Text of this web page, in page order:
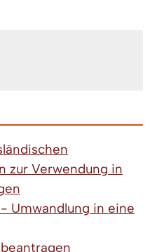
zur Verwendung in
Umwandlung in eine